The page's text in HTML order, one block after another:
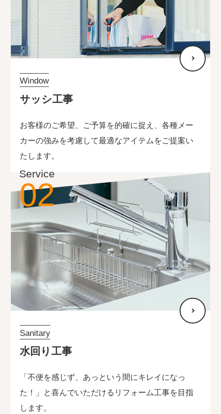
Window
サッシ工事
お客様のご希望、ご予算を的確に捉え、各種メー
カーの強みを考慮して最適なアイテムをご提案い
たします。
Service
02
Sanitary
水回り工事
「不便を感じず、あっという間にキレイになっ
た！」と喜んでいただけるリフォーム工事を目指
します。